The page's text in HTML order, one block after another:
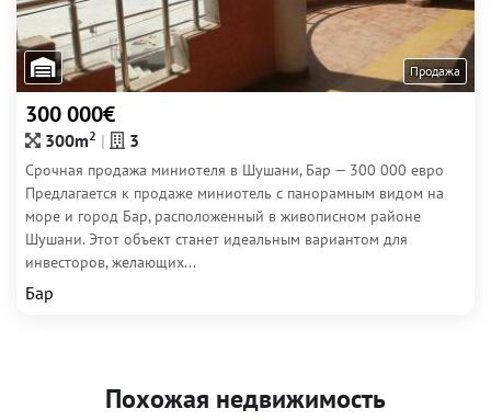
Продажа
300 000€
300m2 3
Срочная продажа миниотеля в Шушани, Бар — 300 000 евро
Предлагается к продаже миниотель с панорамным видом на
море и город Бар, расположенный в живописном районе
Шушани. Этот объект станет идеальным вариантом для
инвесторов, желающих...
Бар
Похожая недвижимость